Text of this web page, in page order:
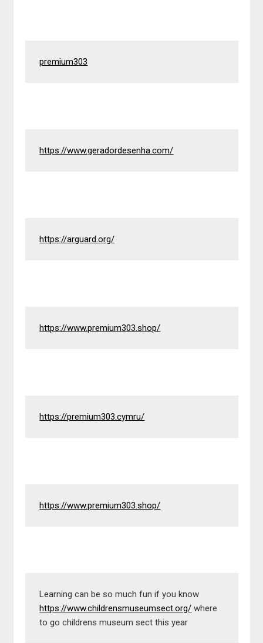
premium303
https://www.geradordesenha.com/
https://arguard.org/
https://www.premium303.shop/
https://premium303.cymru/
https://www.premium303.shop/
https://www.childrensmuseumsect.org/ where
to go childrens museum sect this year